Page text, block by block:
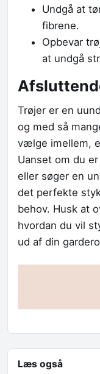
Undgå at
fibrene.
Opbevar
at undgå
Trøjer er en
og med så
vælge imellem,
Uanset om du
eller søger en
det perfekte
behov. Husk at
hvordan du vil
ud af din
Læs også